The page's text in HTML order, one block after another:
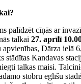
palīdzēt cīņās ar
talkai 27. aprīlī
apvienības, Dārza ielā
stādītas Kandavas
talkas maisi.
stobru eglīšu